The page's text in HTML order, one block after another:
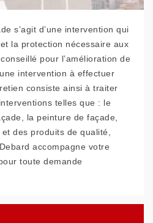
s’agit d’une intervention qui
la protection nécessaire aux
pour l’amélioration de
intervention à effectuer
consiste ainsi à traiter
telles que : le
la peinture de façade,
des produits de qualité,
accompagne votre
toute demande